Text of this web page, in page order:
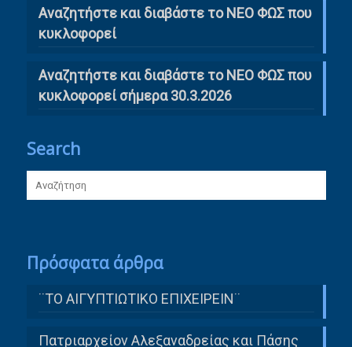
Αναζητήστε και διαβάστε το ΝΕΟ ΦΩΣ που
κυκλοφορεί
Αναζητήστε και διαβάστε το ΝΕΟ ΦΩΣ που
κυκλοφορεί σήμερα 30.3.2026
Search
Πρόσφατα άρθρα
¨ΤΟ ΑΙΓΥΠΤΙΩΤΙΚΟ ΕΠΙΧΕΙΡΕΙΝ¨
Πατριαρχείον Αλεξαναδρείας και Πάσης